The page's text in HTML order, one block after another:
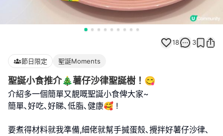
18 3
節日限定 聖誕Moments
聖誕小食推介🎄薯仔沙律聖誕樹！😋
介紹多一個簡單又靚嘅聖誕小食俾大家~
簡單､好吃､好睇､低脂､健康🥰 !
要煮得材料就我準備,細佬就幫手搣蛋殼､攪拌好薯仔沙律､